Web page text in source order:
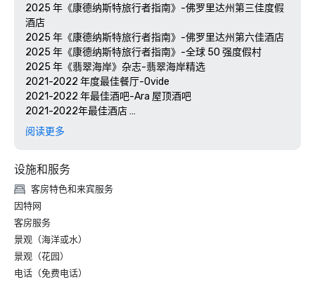
2025 年《康德纳斯特旅行者指南》-佛罗里达州第三佳度假
酒店
2025 年《康德纳斯特旅行者指南》-佛罗里达州第六佳酒店
2025 年《康德纳斯特旅行者指南》-全球 50 强度假村
2025 年《翡翠海岸》杂志-翡翠海岸精选
2021-2022 年度最佳餐厅-Ovide
2021-2022 年最佳酒吧-Ara 屋顶酒吧
2021-2022年最佳酒店
VIP Destin 杂志-周末度假的最佳去处
度假村！
阅读更多
设施和服务
客房特色和来宾服务
因特网
客房服务
景观（海洋或水）
景观（花园）
电话（免费电话）